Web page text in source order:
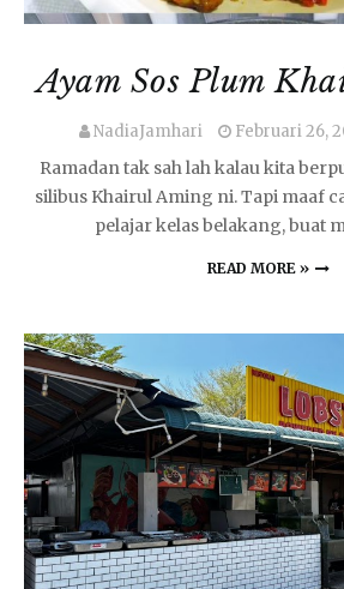
Ayam Sos Plum
NadiaJamhari Februari 26,
Ramadan tak sah lah kalau kita
silibus Khairul Aming ni. Tapi maaf
pelajar kelas belakang, buat
READ MORE »